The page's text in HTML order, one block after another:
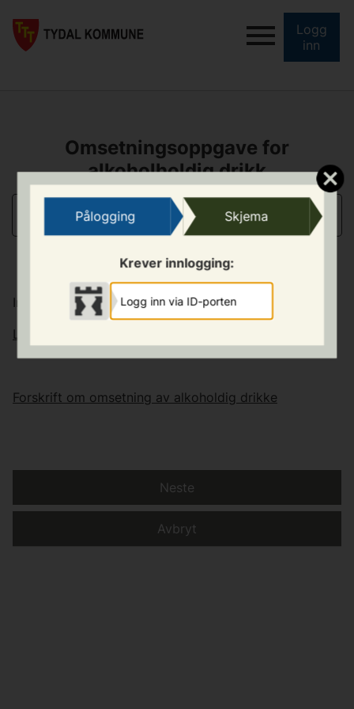
Pålogging Skjema
Krever innlogging:
Logg inn via ID-porten
Logg
inn
Omsetningsoppgave for
alkoholholdig drikk
INFORMASJON
Informasjon
Lov om omsetning av alkoholdige drikke
Forskrift om omsetning av alkoholdig drikke
Avbryt
Neste